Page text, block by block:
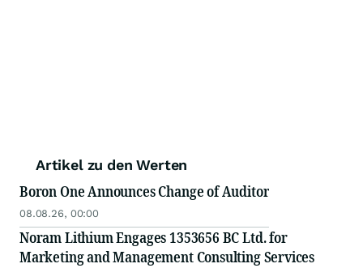
Artikel zu den Werten
Boron One Announces Change of Auditor
08.08.26, 00:00
Noram Lithium Engages 1353656 BC Ltd. for
Marketing and Management Consulting Services